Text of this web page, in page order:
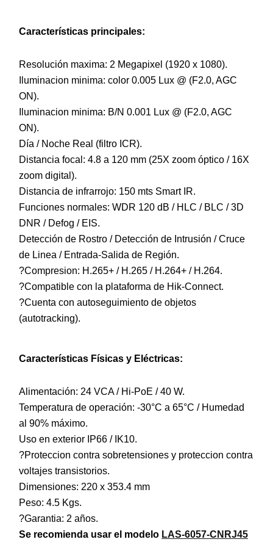
Características principales:
Resolución maxima: 2 Megapixel (1920 x 1080).
Iluminacion minima: color 0.005 Lux @ (F2.0, AGC
ON).
Iluminacion minima: B/N 0.001 Lux @ (F2.0, AGC
ON).
Día / Noche Real (filtro ICR).
Distancia focal: 4.8 a 120 mm (25X zoom óptico / 16X
zoom digital).
Distancia de infrarrojo: 150 mts Smart IR.
Funciones normales: WDR 120 dB / HLC / BLC / 3D
DNR / Defog / EIS.
Detección de Rostro / Detección de Intrusión / Cruce
de Linea / Entrada-Salida de Región.
?Compresion: H.265+ / H.265 / H.264+ / H.264.
?Compatible con la plataforma de Hik-Connect.
?Cuenta con autoseguimiento de objetos
(autotracking).
Características Físicas y Eléctricas:
Alimentación: 24 VCA / Hi-PoE / 40 W.
Temperatura de operación: -30°C a 65°C / Humedad
al 90% máximo.
Uso en exterior IP66 / IK10.
?Proteccion contra sobretensiones y proteccion contra
voltajes transistorios.
Dimensiones: 220 x 353.4 mm
Peso: 4.5 Kgs.
?Garantia: 2 años.
Se recomienda usar el modelo LAS-6057-CNRJ45